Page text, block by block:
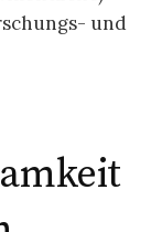
und